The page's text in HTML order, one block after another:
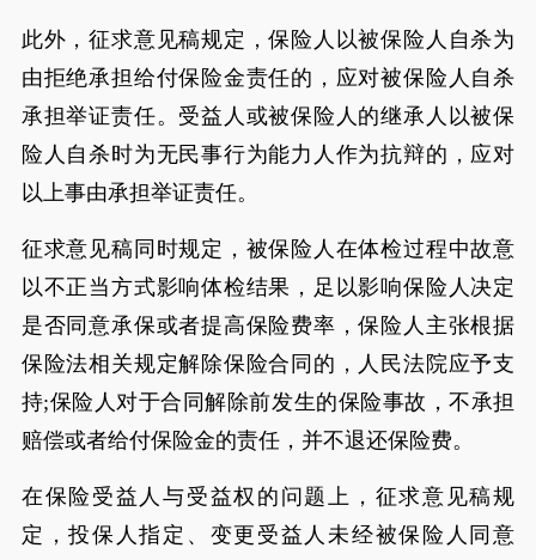
此外，征求意见稿规定，保险人以被保险人自杀为
由拒绝承担给付保险金责任的，应对被保险人自杀
承担举证责任。受益人或被保险人的继承人以被保
险人自杀时为无民事行为能力人作为抗辩的，应对
以上事由承担举证责任。
征求意见稿同时规定，被保险人在体检过程中故意
以不正当方式影响体检结果，足以影响保险人决定
是否同意承保或者提高保险费率，保险人主张根据
保险法相关规定解除保险合同的，人民法院应予支
持;保险人对于合同解除前发生的保险事故，不承担
赔偿或者给付保险金的责任，并不退还保险费。
在保险受益人与受益权的问题上，征求意见稿规
定，投保人指定、变更受益人未经被保险人同意